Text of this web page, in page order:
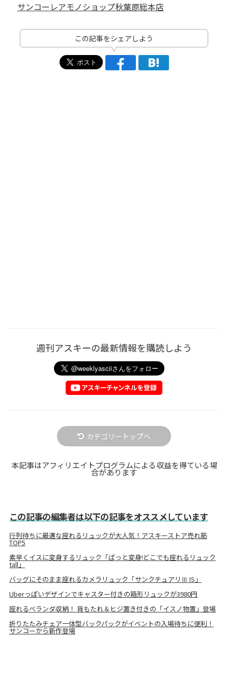
サンコーレアモノショップ秋葉原総本店
この記事をシェアしよう
週刊アスキーの最新情報を購読しよう
カテゴリートップへ
本記事はアフィリエイトプログラムによる収益を得ている場
合があります
この記事の編集者は以下の記事をオススメしています
行列待ちに最適な座れるリュックが大人気！アスキーストア売れ筋
TOP5
素早くイスに変身するリュック「ぱっと変身!どこでも座れるリュック
tall」
バッグにそのまま座れるカメラリュック「サンクチュアリⅢ IS」
Uberっぽいデザインでキャスター付きの箱形リュックが3980円
座れるベランダ収納！ 背もたれ＆ヒジ置き付きの「イスノ物置」登場
折りたたみチェア一体型バックパックがイベントの入場待ちに便利！
サンコーから新作登場